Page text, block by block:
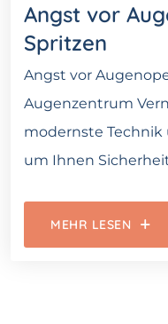
Angst vor
Spritzen
Angst vor
Augenzentrum
modernste
um Ihnen
MEHR LESEN